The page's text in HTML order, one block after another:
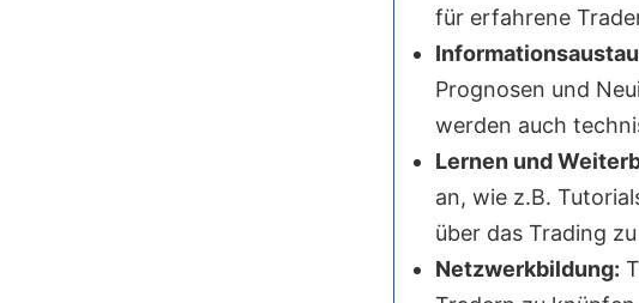
für erfahrene
Prognosen und
werden auch
Lernen und
an, wie z.B.
über das Trading
Netzwerkbildung: